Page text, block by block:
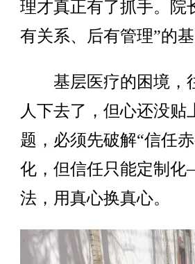
理才真正有了抓手。院
有关系、后有管理”的
基层医疗的困境，
人下去了，但心还没贴
题，必须先破解“信任
化，但信任只能定制
法，用真心换真心。